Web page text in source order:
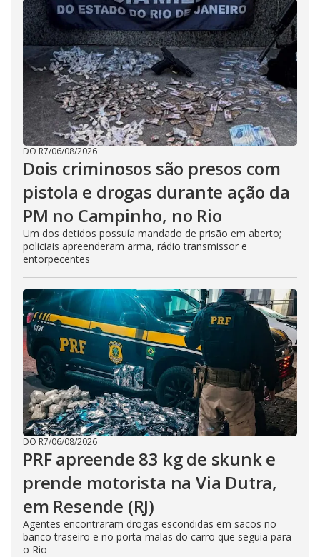
DO R7/06/08/2026
Dois criminosos são presos com
pistola e drogas durante ação da
PM no Campinho, no Rio
Um dos detidos possuía mandado de prisão em aberto;
policiais apreenderam arma, rádio transmissor e
entorpecentes
DO R7/06/08/2026
PRF apreende 83 kg de skunk e
prende motorista na Via Dutra,
em Resende (RJ)
Agentes encontraram drogas escondidas em sacos no
banco traseiro e no porta-malas do carro que seguia para
o Rio